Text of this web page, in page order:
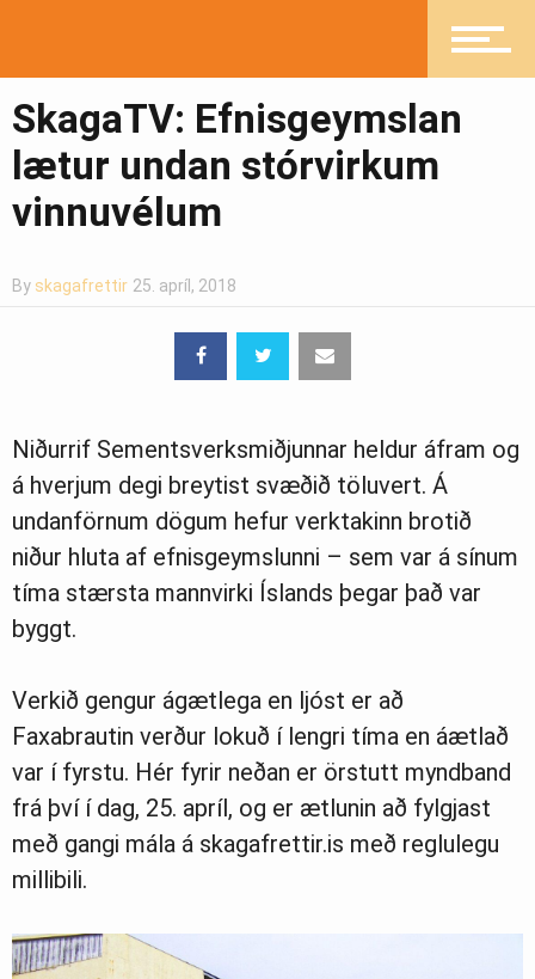
Ljósmyndasafn
SkagaTV: Efnisgeymslan
lætur undan stórvirkum
vinnuvélum
By skagafrettir 25. apríl, 2018
Niðurrif Sementsverksmiðjunnar heldur áfram og
á hverjum degi breytist svæðið töluvert. Á
undanförnum dögum hefur verktakinn brotið
niður hluta af efnisgeymslunni – sem var á sínum
tíma stærsta mannvirki Íslands þegar það var
byggt.
Verkið gengur ágætlega en ljóst er að
Faxabrautin verður lokuð í lengri tíma en áætlað
var í fyrstu. Hér fyrir neðan er örstutt myndband
frá því í dag, 25. apríl, og er ætlunin að fylgjast
með gangi mála á skagafrettir.is með reglulegu
millibili.